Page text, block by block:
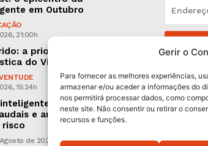
Gerir o
Para fornecer as melhores experiências,
armazenar e/ou aceder a informações do
nos permitirá processar dados, como
neste site. Não consentir ou retirar o
recursos e funções.
em Outubro
21:00h
a prioridade “é
do Vitória”
15:24h
de sensores
e antecipa
risco
de 2026, 12:19h
Li e